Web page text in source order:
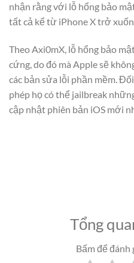
nhận rằng với lỗ hổng bảo
tất cả kể từ iPhone X trở
Theo Axi0mX, lỗ hổng bảo
cứng, do đó mà Apple sẽ
các bản sửa lỗi phần mềm.
phép họ có thể jailbreak
cập nhật phiên bản iOS mới
Tổng
Bấm để